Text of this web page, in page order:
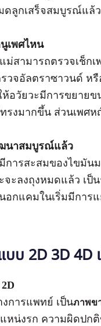
ดลูกเสร็จสมบูรณ์แล้ว
เพศไหน
สามารถตรวจเช็ก
จอัลตราซาวนด์ ห
อวัยวะมีการขยาย
รงมากขึ้น ส่วนเพศ
นาสมบูรณ์แล้ว
การสะสมของไขมั
ะลงถุงหมดแล้ว เป็
กแคมในเริ่มมีการ
บ 2D 3D 4D
การแพทย์ เป็นภาพข
หน่งรก ความผิดปก